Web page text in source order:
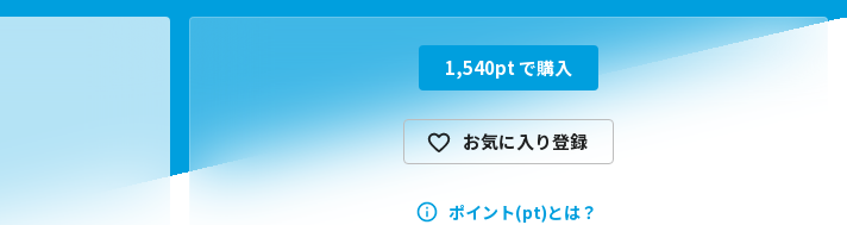
1,540pt で購入
お気に入り登録
ポイント(pt)とは？